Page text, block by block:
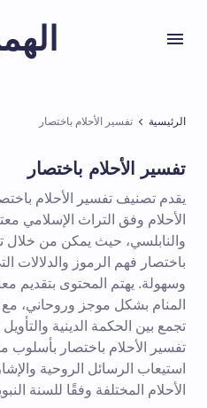
الرئيسية تفسير الأحلام باختصار
تفسير الأحلام باختصار
يقدم تصنيف تفسير الأحلام
الأحلام وفق التراث الإسلامي
والنابلسي، حيث يمكن من خلال
باختصار فهم الرموز والدلالات
وسهولة. يهتم المحتوى بتقديم
المنام بشكل موجز وروحاني، مع
تجمع بين الحكمة الدينية
تفسير الأحلام باختصار
استيعاب الرسائل الروحية
الأحلام المختلفة وفقًا للسنة